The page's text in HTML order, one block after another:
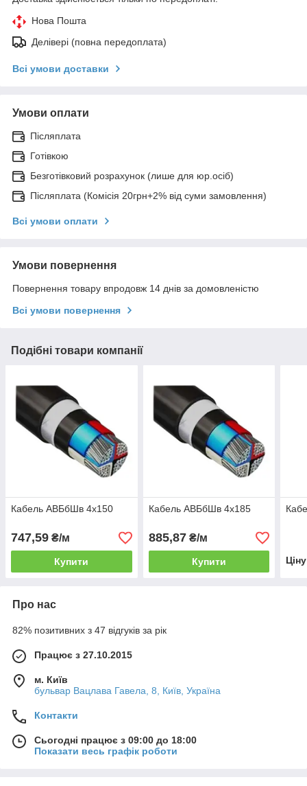
Нова Пошта
Делівері (повна передоплата)
Всі умови доставки
Умови оплати
Післяплата
Готівкою
Безготівковий розрахунок (лише для юр.осіб)
Післяплата (Комісія 20грн+2% від суми замовлення)
Всі умови оплати
Умови повернення
Повернення товару впродовж 14 днів за домовленістю
Всі умови повернення
Подібні товари компанії
Кабель АВБбШв 4x150
747,59 ₴/м
Купити
Кабель АВБбШв 4x185
885,87₴/м
Купити
Про нас
82% позитивних з 47 відгуків за рік
Працює з 27.10.2015
м. Київ
бульвар Вацлава Гавела, 8, Київ, Україна
Контакти
Сьогодні працює з 09:00 до 18:00
Показати весь графік роботи